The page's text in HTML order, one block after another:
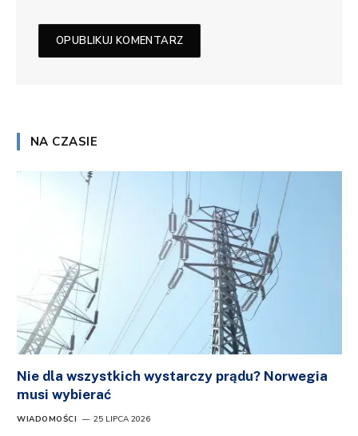
NA CZASIE
Nie dla wszystkich wystarczy prądu? Norwegia
musi wybierać
WIADOMOŚCI 25 LIPCA 2026